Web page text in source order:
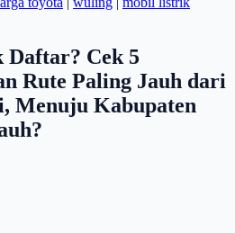
Cek 5
Rute Paling Jauh dari
Menuju Kabupaten